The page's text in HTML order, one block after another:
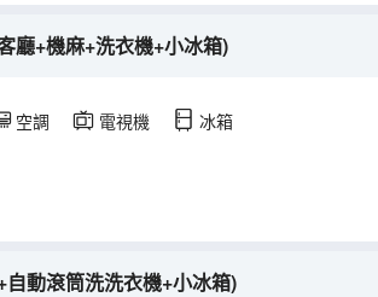
廳+機麻+洗衣機+小冰箱)
空調 電視機 冰箱
動滾筒洗洗衣機+小冰箱)